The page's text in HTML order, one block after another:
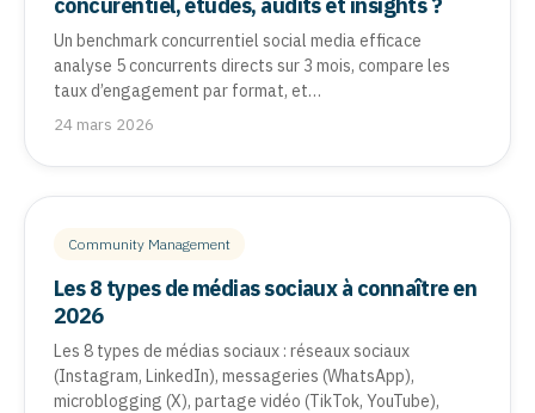
Un benchmark concurrentiel social media efficace
analyse 5 concurrents directs sur 3 mois, compare les
taux d’engagement par format, et…
24 mars 2026
Community Management
Les 8 types de médias sociaux à connaître en
2026
Les 8 types de médias sociaux : réseaux sociaux
(Instagram, LinkedIn), messageries (WhatsApp),
microblogging (X), partage vidéo (TikTok, YouTube),